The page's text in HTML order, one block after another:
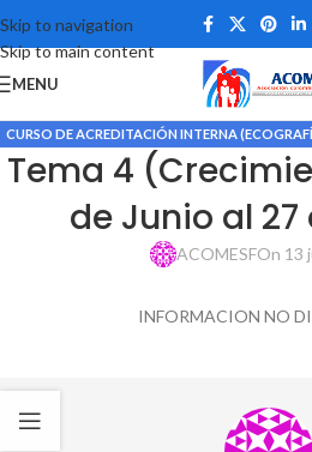
Skip to navigation
Skip to main content
MENU
CURSO DE ACREDITACIÓN INTERNA
DOPPLER
Tema 4
de Junio al
ACOMESFOn 13
INFORMACION NO